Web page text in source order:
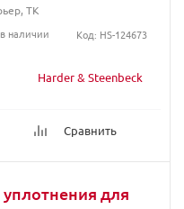
Harder & Steenbeck
Сравнить
ТК
в наличии
Код: HS-124673
для